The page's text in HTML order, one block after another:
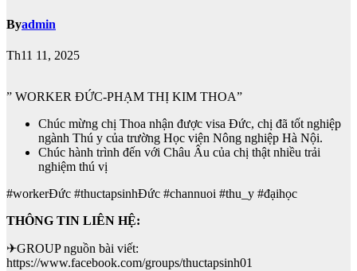
Byadmin
Th11 11, 2025
” WORKER ĐỨC-PHẠM THỊ KIM THOA”
Chúc mừng chị Thoa nhận được visa Đức, chị đã tốt nghiệp
ngành Thú y của trường Học viện Nông nghiệp Hà Nội.
Chúc hành trình đến với Châu Âu của chị thật nhiều trải
nghiệm thú vị
#workerĐức #thuctapsinhĐức #channuoi #thu_y #đạihọc
THÔNG TIN LIÊN HỆ:
✈GROUP nguồn bài viết:
https://www.facebook.com/groups/thuctapsinh01